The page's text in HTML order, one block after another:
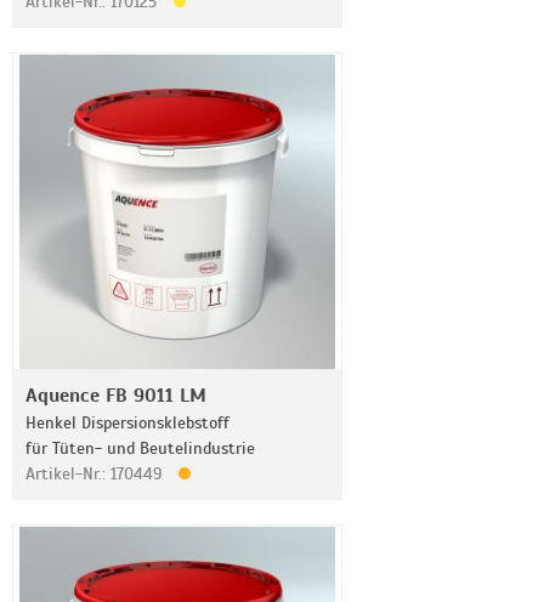
Aquence FB 9011 LM
Henkel Dispersionsklebstoff
für Tüten- und Beutelindustrie
Artikel-Nr.: 170449